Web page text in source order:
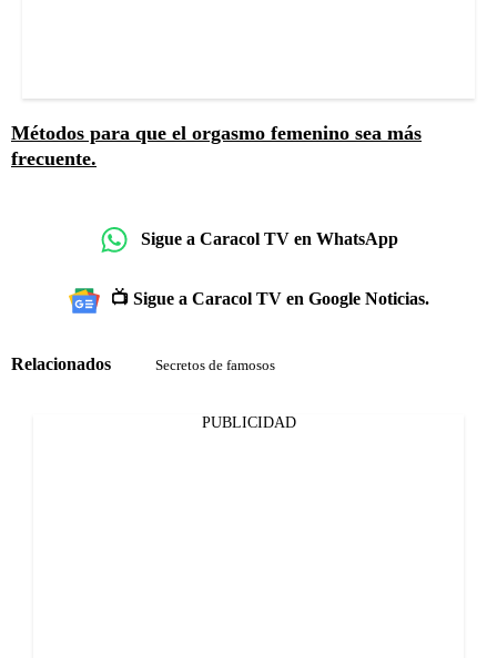
Métodos para que el orgasmo femenino sea más
frecuente.
Sigue a Caracol TV en WhatsApp
📺 Sigue a Caracol TV en Google Noticias.
Relacionados Secretos de famosos
PUBLICIDAD